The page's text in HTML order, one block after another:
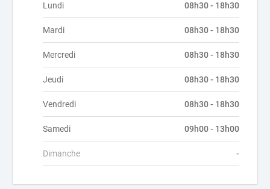
Lundi 08h30 - 18h30
Mardi 08h30 - 18h30
Mercredi 08h30 - 18h30
Jeudi 08h30 - 18h30
Vendredi 08h30 - 18h30
Samedi 09h00 - 13h00
Dimanche -